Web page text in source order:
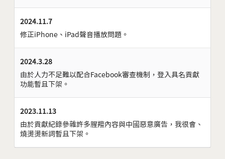
2024.11.7
修正iPhone、iPad聲音播放問題。
2024.3.28
由於人力不足難以配合Facebook審查機制，登入具名貢獻
功能暫且下架。
2023.11.13
由於貢獻紀錄參雜許多腥羶內容與中國惡意廣告，我很會、
燒燙燙新詞暫且下架。